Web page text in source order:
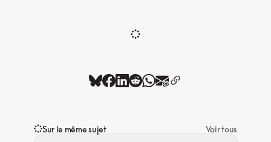
Sur le même sujet
Voir tous